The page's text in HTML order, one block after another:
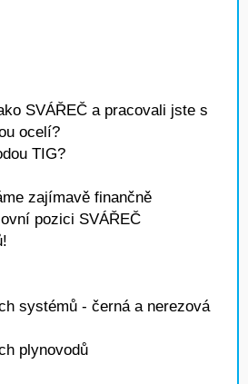
SVÁŘEČ a pracovali jste s
ocelí?
TIG?
zajímavě finančně
pozici SVÁŘEČ
systémů - černá a nerezová
plynovodů